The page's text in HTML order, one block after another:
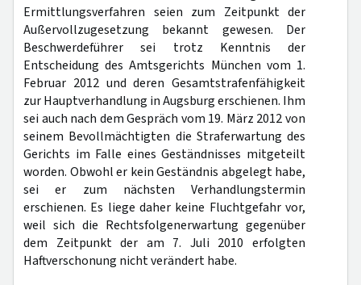
Ermittlungsverfahren seien zum Zeitpunkt der
Außervollzugesetzung bekannt gewesen. Der
Beschwerdeführer sei trotz Kenntnis der
Entscheidung des Amtsgerichts München vom 1.
Februar 2012 und deren Gesamtstrafenfähigkeit
zur Hauptverhandlung in Augsburg erschienen. Ihm
sei auch nach dem Gespräch vom 19. März 2012 von
seinem Bevollmächtigten die Straferwartung des
Gerichts im Falle eines Geständnisses mitgeteilt
worden. Obwohl er kein Geständnis abgelegt habe,
sei er zum nächsten Verhandlungstermin
erschienen. Es liege daher keine Fluchtgefahr vor,
weil sich die Rechtsfolgenerwartung gegenüber
dem Zeitpunkt der am 7. Juli 2010 erfolgten
Haftverschonung nicht verändert habe.